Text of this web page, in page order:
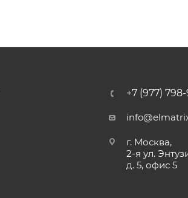
+7 (977)
г. Москва,
2-я ул.
д. 5, офис 5